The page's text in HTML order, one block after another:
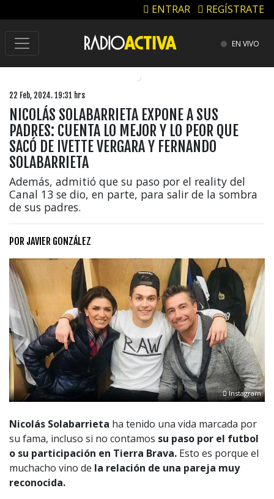
ENTRAR REGÍSTRATE
EN VIVO
22 Feb, 2024. 19:31 hrs
NICOLÁS SOLABARRIETA EXPONE A SUS
PADRES: CUENTA LO MEJOR Y LO PEOR QUE
SACÓ DE IVETTE VERGARA Y FERNANDO
SOLABARRIETA
Además, admitió que su paso por el reality del
Canal 13 se dio, en parte, para salir de la sombra
de sus padres.
POR JAVIER GONZÁLEZ
Instagram
Nicolás Solabarrieta ha tenido una vida marcada por
su fama, incluso si no contamos su paso por el futbol
o su participación en Tierra Brava. Esto es porque el
muchacho vino de la relación de una pareja muy
reconocida.